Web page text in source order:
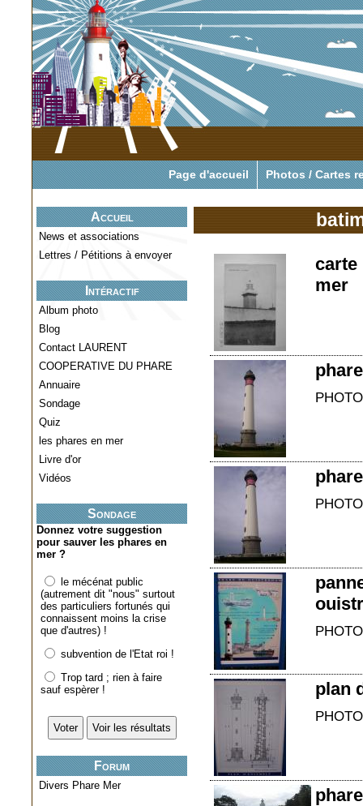
Pour tout savoir
Page d'accueil Photos / Cartes
Accueil
News et associations
Lettres / Pétitions à envoyer
Intéractif
Album photo
Blog
Contact LAURENT
COOPERATIVE DU PHARE
Annuaire
Sondage
Quiz
les phares en mer
Livre d'or
Vidéos
Sondage
Donnez votre suggestion
pour sauver les phares en
mer ?
le mécénat public
(autrement dit "nous" surtout
des particuliers fortunés qui
connaissent moins la crise
que d'autres) !
subvention de l'Etat roi !
Trop tard ; rien à faire
sauf espèrer !
Forum
Divers Phare Mer
carte
mer
plan